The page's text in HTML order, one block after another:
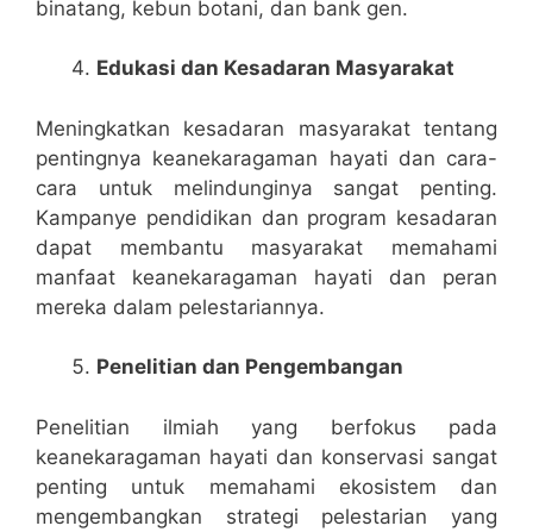
binatang, kebun botani, dan bank gen.
Edukasi dan Kesadaran Masyarakat
Meningkatkan kesadaran masyarakat tentang
pentingnya keanekaragaman hayati dan cara-
cara untuk melindunginya sangat penting.
Kampanye pendidikan dan program kesadaran
dapat membantu masyarakat memahami
manfaat keanekaragaman hayati dan peran
mereka dalam pelestariannya.
Penelitian dan Pengembangan
Penelitian ilmiah yang berfokus pada
keanekaragaman hayati dan konservasi sangat
penting untuk memahami ekosistem dan
mengembangkan strategi pelestarian yang